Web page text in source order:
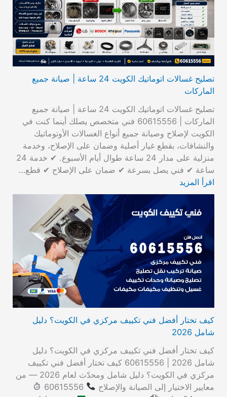
تصليح غسالات اتوماتيك الكويت 24 ساعة | صيانة جميع
الماركات
تصليح غسالات اتوماتيك الكويت 24 ساعة | صيانة جميع
الماركات | 60615556 فني متخصص يصلك أينما كنت في
الكويت لإصلاح وصيانة جميع أنواع الغسالات الأوتوماتيك
والنشافات، بقطع غيار أصلية وضمان على الإصلاح، وخدمة
منزلية على مدار 24 ساعة طوال أيام الأسبوع. ✔ خدمة 24
ساعة ✔ فني يصل بسرعة ✔ ضمان على الإصلاح ✔ قطع…
اقرأ المزيد
كيف تختار أفضل فني تكييف مركزي في الكويت؟ دليل
شامل 2026
كيف تختار أفضل فني تكييف مركزي في الكويت؟ دليل
شامل 2026 | 60615556 كيف تختار أفضل فني تكييف
مركزي في الكويت؟ دليل شامل ومحدّث لعام 2026 — من
معايير الاختيار إلى الصيانة والإصلاح